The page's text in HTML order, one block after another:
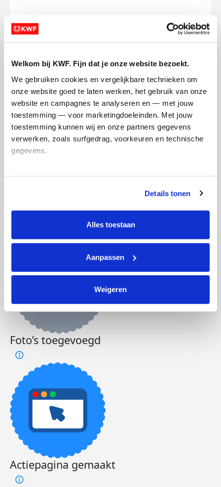
Welkom bij KWF. Fijn dat je onze website bezoekt.
We gebruiken cookies en vergelijkbare technieken om
onze website goed te laten werken, het gebruik van onze
website en campagnes te analyseren en — met jouw
toestemming — voor marketingdoeleinden. Met jouw
toestemming kunnen wij en onze partners gegevens
verwerken, zoals surfgedrag, voorkeuren en technische
gegevens.
tonen. Je kunt je toestemming op elk moment wijzigen of
intrekken via Cookie instellingen onderaan de pagina. De
lijst met cookies is te vinden in het tabblad “details”.
Details tonen
Alles toestaan
Aanpassen
Weigeren
Doneer nu
Opgehaald
€0
Streefbedrag
€500
Doneer Word lid van mijn team
Foto’s toegevoegd
Actiepagina gemaakt